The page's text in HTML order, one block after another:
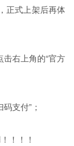
正式上架后再体
击右上角的“官方
码支付”；
！！！